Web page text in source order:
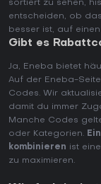
sortiert zu sehen,
entscheiden, ob
besser ist, auf
Gibt es
Ja, Eneba bietet
Auf der Eneba-
Codes. Wir
damit du immer
Manche Codes
oder Kategorien.
kombinieren ist
zu maximieren.